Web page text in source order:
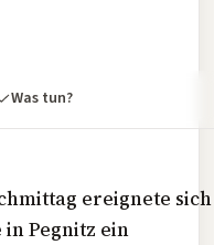
Was tun?
ereignete sich
Pegnitz ein